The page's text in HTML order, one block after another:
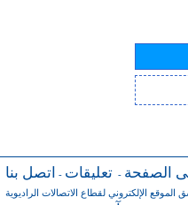
الصفحة - تعليقات - اتصل بنا
الموقع الإلكتروني لقطاع الاتصالات الراديوية